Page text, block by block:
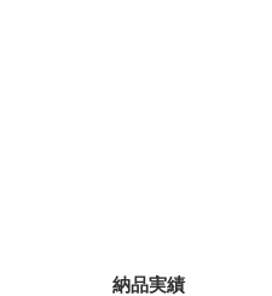
納品実績